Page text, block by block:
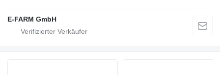
E-FARM GmbH